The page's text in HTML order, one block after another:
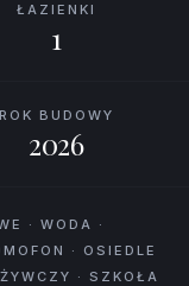
ŁAZIENKI
1
ROK BUDOWY
2026
· WODA ·
· OSIEDLE
· SZKOŁA